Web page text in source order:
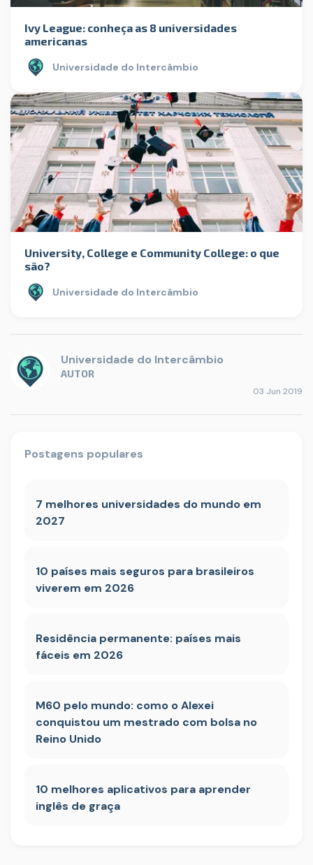
Ivy League: conheça as 8 universidades
americanas
Universidade do Intercâmbio
University, College e Community College: o que
são?
Universidade do Intercâmbio
Universidade do Intercâmbio
AUTOR
03 Jun 2019
Postagens populares
7 melhores universidades do mundo em
2027
10 países mais seguros para brasileiros
viverem em 2026
Residência permanente: países mais
fáceis em 2026
M60 pelo mundo: como o Alexei
conquistou um mestrado com bolsa no
Reino Unido
10 melhores aplicativos para aprender
inglês de graça